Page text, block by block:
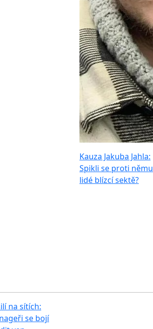
na sítích:
se bojí
Kauza Jakuba Jahla:
Spikli se proti němu
lidé blízcí sektě?